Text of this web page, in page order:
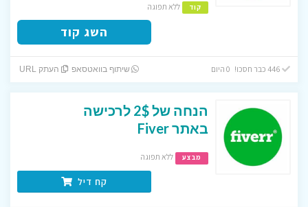
קוד ללא תפוגה
השג קוד
446 כבר חסכו! 0 היום שיתוף בוואטסאפ העתק URL
הנחה של 2$ לרכישה
באתר Fiver
מבצע ללא תפוגה
קח דיל